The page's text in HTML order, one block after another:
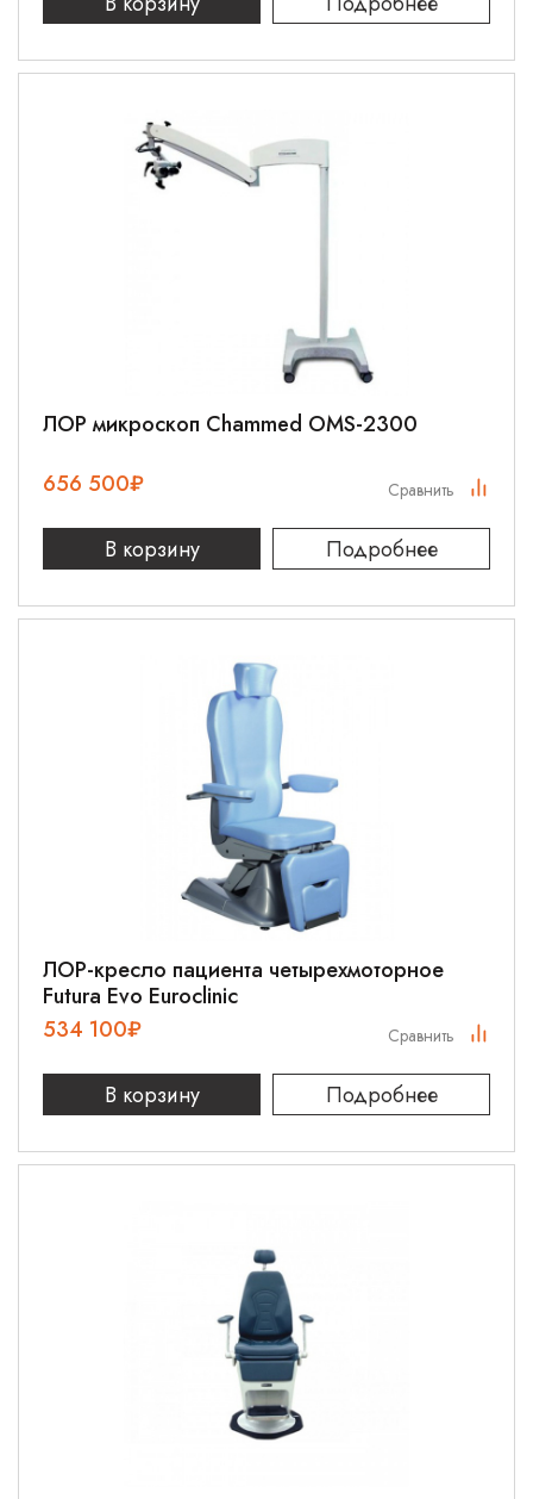
ЛОР микроскоп Chammed OMS-2300
656 500₽
В корзину Подробнее
Сравнить
ЛОР-кресло пациента четырехмоторное
Futura Evo Euroclinic
534 100₽
В корзину Подробнее
Сравнить